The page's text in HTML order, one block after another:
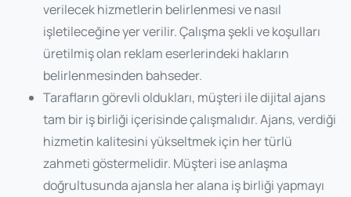
verilecek hizmetlerin belirlenmesi ve nasıl
işletileceğine yer verilir. Çalışma şekli ve koşulları
üretilmiş olan reklam eserlerindeki hakların
belirlenmesinden bahseder.
Tarafların görevli oldukları, müşteri ile dijital ajans
tam bir iş birliği içerisinde çalışmalıdır. Ajans, verdiği
hizmetin kalitesini yükseltmek için her türlü
zahmeti göstermelidir. Müşteri ise anlaşma
doğrultusunda ajansla her alana iş birliği yapmayı